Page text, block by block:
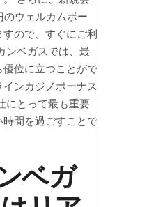
のウェルカムボー
ので、すぐにご利
ンベガスでは、最
位に立つことがで
ンカジノボーナス
にとって最も重要
間を過ごすことで
ベガ